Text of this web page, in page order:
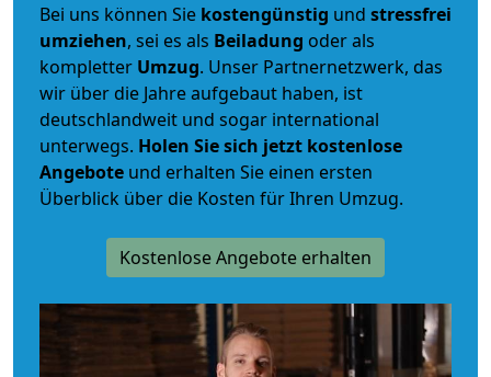
Bei uns können Sie kostengünstig und stressfrei
umziehen, sei es als Beiladung oder als
kompletter Umzug. Unser Partnernetzwerk, das
wir über die Jahre aufgebaut haben, ist
deutschlandweit und sogar international
unterwegs. Holen Sie sich jetzt kostenlose
Angebote und erhalten Sie einen ersten
Überblick über die Kosten für Ihren Umzug.
Kostenlose Angebote erhalten